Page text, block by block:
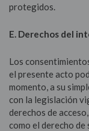
protegidos.
E. Derechos del
Los
el presente acto
momento, a su
con la legislación
derechos de
como el derecho